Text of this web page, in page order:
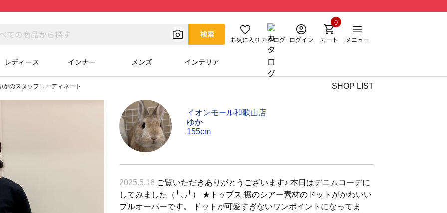
検索
お気に入り カタログ ログイン カート
0
メニュー
レディース インナー メンズ インテリア
かのスタッフコーディネート SHOP LIST
イオンモール和歌山店
ゆか
155cm
2025.5.16 ご覧いただきありがとうございます♪ 本日はデニムコーデに
してみました（╹◡╹） ★トップス 裾のシアー素材のドットがかわいい
プルオーバーです。 ドットが可愛すぎないワンポイントになってま